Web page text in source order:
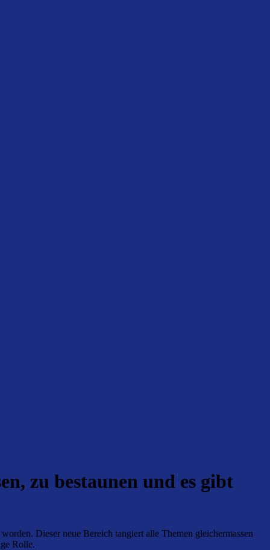
zu bestaunen und es gibt
Dieser neue Bereich tangiert alle Themen gleichermassen
Rolle.